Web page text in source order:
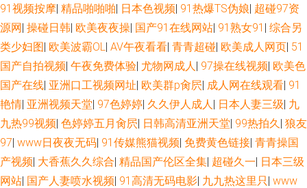
91视频按摩| 精品啪啪啪| 日本色视频| 91热爆TS伪娘| 超碰97资
源网| 操碰日韩| 欧美夜夜操| 国产91在线网站| 91熟女91 | 综合另
类少妇图| 欧美波霸OL| AV午夜看看| 青青超碰| 欧美成人网页| 51
国产自拍视频| 午夜免费体验| 尤物网成人| 97操在线视频| 欧美色
国产在线| 亚洲口工视频网址| 欧美群p肏屄| 成人网在线观看| 91
艳情| 亚洲视频天堂| 97色婷婷| 久久伊人成人| 日本人妻三级| 九
九热99视频| 色婷婷五月肏屄| 日韩高清亚洲天堂| 99热拍久| 狼友
97| www日夜夜无码| 91传媒熊猫视频| 免费黄色链接| 青青操国
产视频| 大香蕉久久综合| 精品国产伦区全集| 超碰久一| 日本三级
网站| 国产人妻喷水视频| 91高清无码电影| 九九热这里只| www